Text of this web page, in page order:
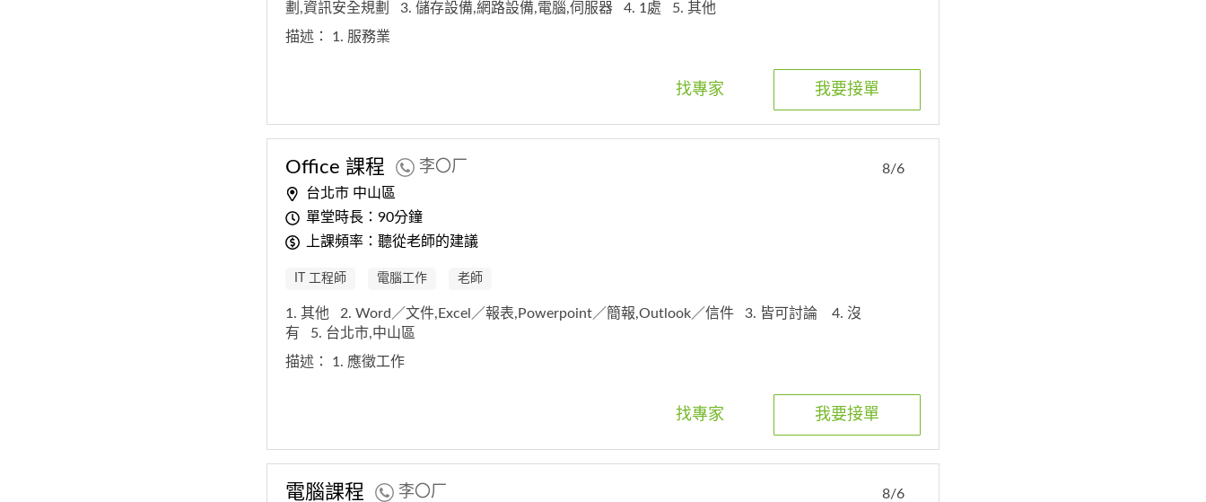
劃,資訊安全規劃
3. 儲存設備,網路設備,電腦,伺服器 4. 1處
5. 其他
描述： 1. 服務業
我要接單
找專家
Office 課程 李〇厂
台北市 中山區
單堂時長：90分鐘
上課頻率：聽從老師的建議
8/6
IT 工程師 電腦工作 老師
1. 其他 2. Word／文件,Excel／報表,Powerpoint／簡報,Outlook／信件 3. 皆可討論
4. 沒
有
5. 台北市,中山區
描述： 1. 應徵工作
我要接單
找專家
電腦課程 李〇厂
8/6